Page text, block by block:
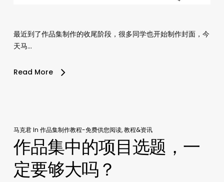
最近到了作品集制作的收尾阶段，很多同学也开始制作封面，今
天马…
Read More
马克君In 作品集制作教程-免费供您阅读,教程&资讯
作品集中的项目选题，一
定要够大吗？